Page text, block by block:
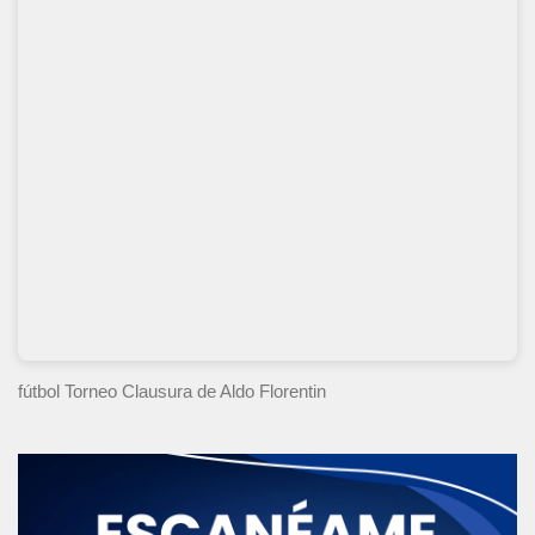
fútbol Torneo Clausura de Aldo Florentin